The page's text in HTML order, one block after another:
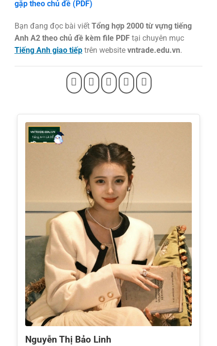
gặp theo chủ đề (PDF)
Bạn đang đọc bài viết Tổng hợp 2000 từ vựng tiếng
Anh A2 theo chủ đề kèm file PDFtại chuyên mục
Tiếng Anh giao tiếptrên website vntrade.edu.vn.
Nguyễn Thị Bảo Linh